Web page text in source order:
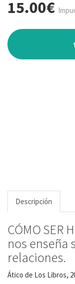
15.00€
Descripción
CÓMO SER
nos enseña
relaciones.
Ático de Los Libros,